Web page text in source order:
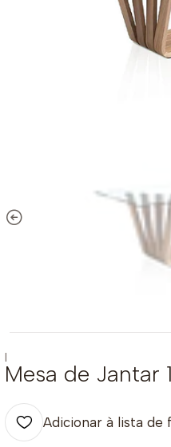
|
Mesa de Jantar
Adicionar à lista de